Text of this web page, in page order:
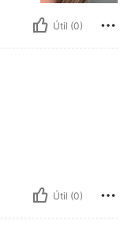
Útil (0)
Útil (0)